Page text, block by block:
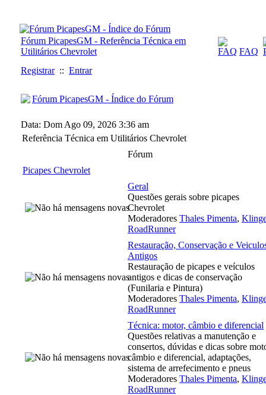
Fórum PicapesGM - Referência Técnica em
Utilitários Chevrolet
FAQ
Registrar:: Entrar
Fórum PicapesGM - Índice do Fórum
Data: Dom Ago 09, 2026 3:36 am
Referência Técnica em Utilitários Chevrolet
Fórum
Picapes Chevrolet
Geral
Questões gerais sobre picapes
Chevrolet
Moderadores Thales Pimenta,
RoadRunner
Restauração, Conservação e
Antigos
Restauração de picapes e veículos
antigos e dicas de conservação
(Funilaria e Pintura)
Moderadores Thales Pimenta,
RoadRunner
Técnica: motor, câmbio e diferencial
Questões relativas a manutenção e
consertos, dúvidas e dicas sobre
câmbio e diferencial, adaptações,
sistema de arrefecimento e pneus
Moderadores Thales Pimenta,
RoadRunner